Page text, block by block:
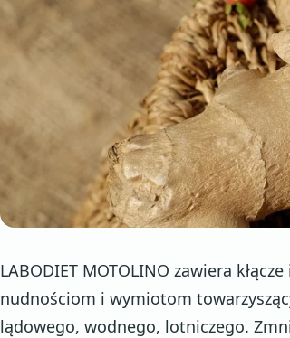
LABODIET MOTOLINO zawiera
nudnościom i wymiotom
lądowego, wodnego, lotniczego.